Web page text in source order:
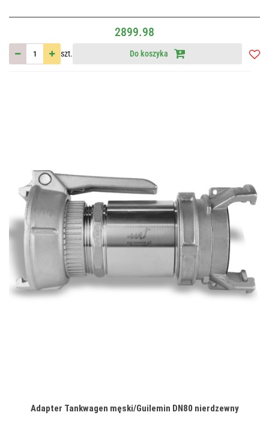
2899.98
szt. Do koszyka
Adapter Tankwagen męski/Guilemin DN80 nierdzewny